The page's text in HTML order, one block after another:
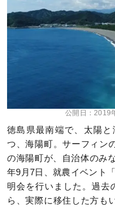
公開日：2019
徳島県最南端で、太陽
つ、海陽町。サーフィン
の海陽町が、自治体のみ
年9月7日、就農イベント
明会を行いました。過去
ら、実際に移住した方も